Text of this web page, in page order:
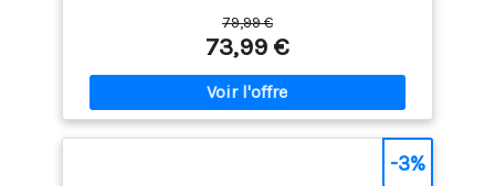
marques d'appareils photo. Les inserts modulaires
amovibles servent de séparateurs individuels pour
différents appareils photo, flashs et objectifs. La
poche arrière est un compartiment pour ordinateur
portable pouvant accueillir des ordinateurs
portables jusqu'à 15,6 pouces Sac à dos photo de
grande capacité: Étui pour appareil photo avec 2
poches internes pour accessoires permettant de
79,99 €
73,99 €
-3%